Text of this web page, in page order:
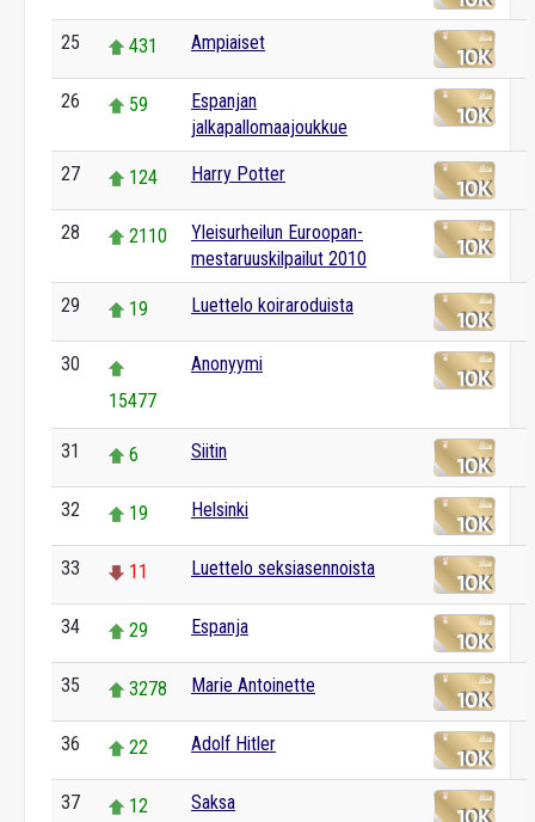
25 431 Ampiaiset
26 59
Espanjan
jalkapallomaajoukkue
27 124 Harry Potter
28 2110
Yleisurheilun Euroopan-
mestaruuskilpailut 2010
29 19 Luettelo koiraroduista
30
15477
Anonyymi
31 6 Siitin
32 19 Helsinki
33 11 Luettelo seksiasennoista
34 29 Espanja
35 3278 Marie Antoinette
36 22 Adolf Hitler
37 12 Saksa